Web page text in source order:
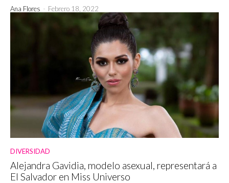
Ana Flores - Febrero 18, 2022
DIVERSIDAD
Alejandra Gavidia, modelo asexual, representará a
El Salvador en Miss Universo